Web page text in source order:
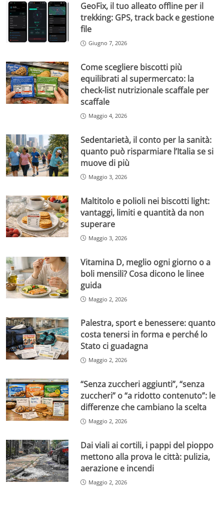
GeoFix, il tuo alleato offline per il
trekking: GPS, track back e gestione
file
Giugno 7, 2026
Come scegliere biscotti più
equilibrati al supermercato: la
check-list nutrizionale scaffale per
scaffale
Maggio 4, 2026
Sedentarietà, il conto per la sanità:
quanto può risparmiare l’Italia se si
muove di più
Maggio 3, 2026
Maltitolo e polioli nei biscotti light:
vantaggi, limiti e quantità da non
superare
Maggio 3, 2026
Vitamina D, meglio ogni giorno o a
boli mensili? Cosa dicono le linee
guida
Maggio 2, 2026
Palestra, sport e benessere: quanto
costa tenersi in forma e perché lo
Stato ci guadagna
Maggio 2, 2026
“Senza zuccheri aggiunti”, “senza
zuccheri” o “a ridotto contenuto”: le
differenze che cambiano la scelta
Maggio 2, 2026
Dai viali ai cortili, i pappi del pioppo
mettono alla prova le città: pulizia,
aerazione e incendi
Maggio 2, 2026